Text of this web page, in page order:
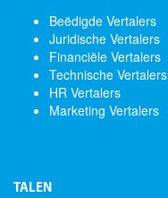
Beëdigde Vertalers
Juridische Vertalers
Financiële Vertalers
Technische Vertalers
HR Vertalers
Marketing Vertalers
TALEN